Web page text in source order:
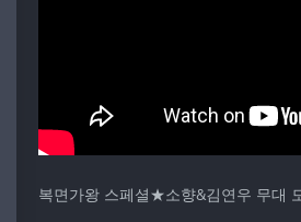
복면가왕 스페셜★소향&김연우 무대